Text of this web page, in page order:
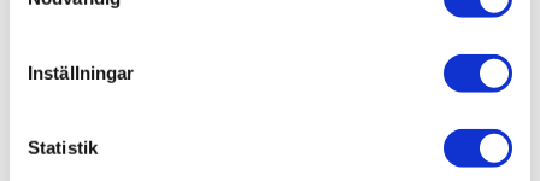
Inställningar
Statistik
Bli den första att lämna ett omdöme.